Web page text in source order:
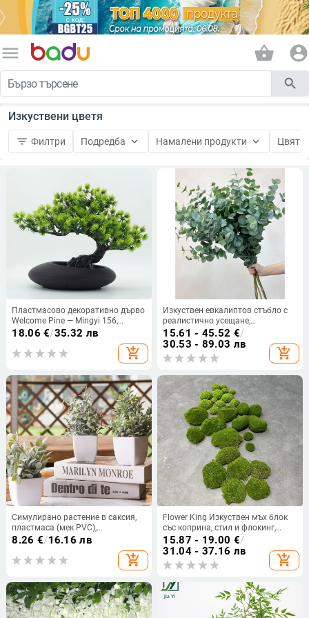
menu shopping_basket account_circle
search
Изкуствени цветя
filter_list Филтри Подредба keyboard_arrow_down Намалени продукти keyboard_arrow_down Цвят
Пластмасово декоративно дърво
Welcome Pine — Mingyi 156,
инжекционно формована
изработка, предназначено за
украса, настолен декор и
18.06 €/35.32 лв
add_shopping_cart
Изкуствен евкалиптов стъбло с
реалистично усещане,
симулационна изработка,
материал: друго, артикул
sh40619669
15.61 - 45.52 €/
30.53 - 89.03 лв
add_shopping_cart
Симулирано растение в саксия,
пластмаса (мек PVC),
инжекционно формовано, за
fotografски реквизит и домашен
декор, марка Other
8.26 €/16.16 лв
add_shopping_cart
Flower King Изкуствен мъх блок
със коприна, стил и флокинг,
вариант 114067138; подходящ за
сватби, открити пространства,
реквизит за фотосесии и
домашна декорация
15.87 - 19.00 €/
31.04 - 37.16 лв
add_shopping_cart